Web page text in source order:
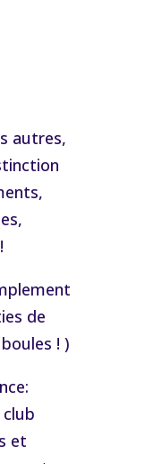
autres,
de
! )
et